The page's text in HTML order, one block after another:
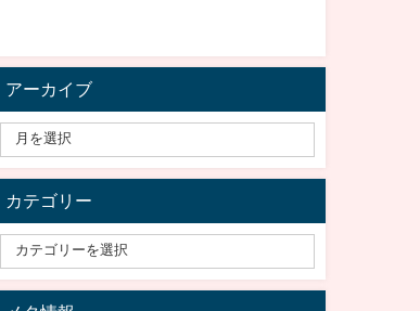
アーカイブ
カテゴリー